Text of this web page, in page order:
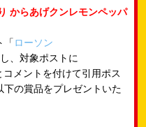
からあげクンレモンペッパ
「ローソン
、対象ポストに
コメントを付けて引用ポス
下の賞品をプレゼントいた